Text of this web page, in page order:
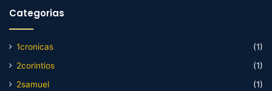
Categorias
1cronicas
(1)
2corintios
(1)
2samuel
(1)